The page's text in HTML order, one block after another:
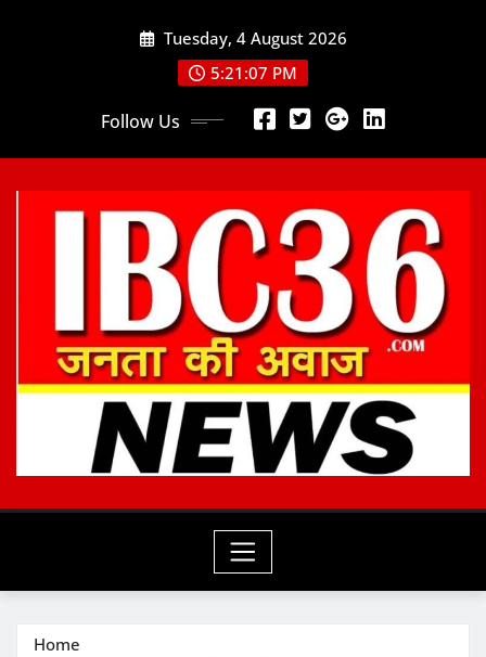
Tuesday, 4 August 2026
5:21:09 PM
Follow Us
Home